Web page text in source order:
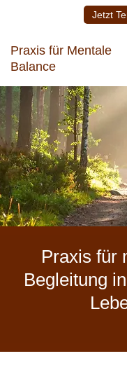
Jetzt
Praxis für Mentale
Balance
Praxis für
Begleitung